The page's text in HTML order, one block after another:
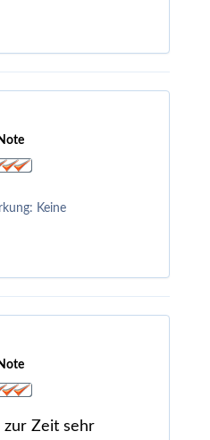
Keine
zur Zeit sehr